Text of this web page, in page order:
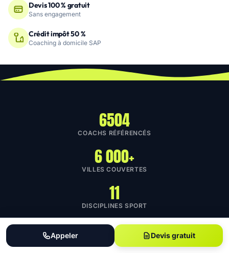
Appeler Devis gratuit
Devis 100 % gratuit
Sans engagement
Crédit impôt 50 %
Coaching à domicile SAP
6504
COACHS RÉFÉRENCÉS
6 000+
VILLES COUVERTES
11
DISCIPLINES SPORT
4.8 / 5
NOTE MOYENNE